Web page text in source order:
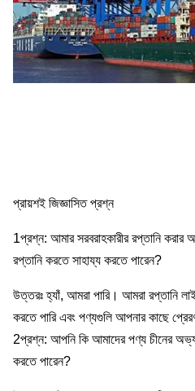
প্রায়শই জিজ্ঞাসিত প্রশ্ন
1প্রশ্ন: আমার সরবরাহকারীর রপ্তানি
রপ্তানি করতে সাহায্য করতে পারেন?
উত্তরঃ হ্যাঁ, আমরা পারি। আমরা রপ্তানি
করতে পারি এবং পণ্যগুলি আপনার কাছে
2প্রশ্ন: আপনি কি আমাদের পণ্য চীনের
করতে পারেন?